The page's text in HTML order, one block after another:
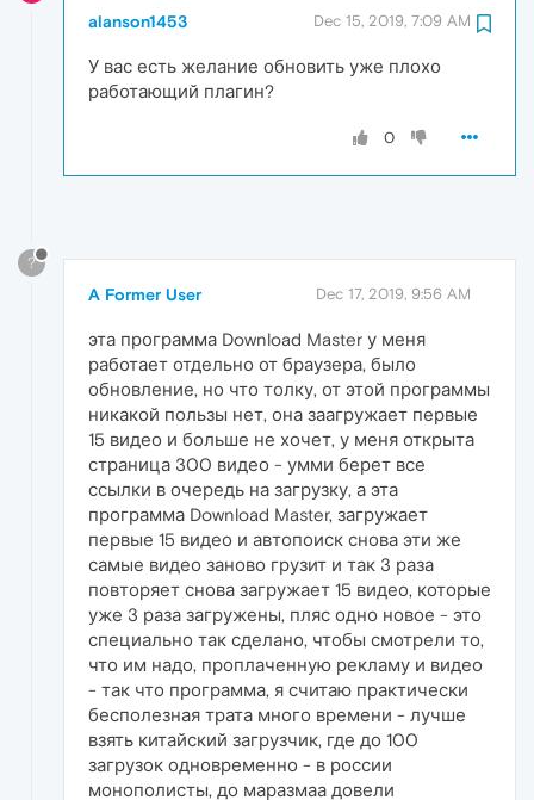
alanson1453 Dec 15, 2019, 7:09 AM
У вас есть желание обновить уже плохо
работающий плагин?
0
?
A Former User Dec 17, 2019, 9:56 AM
эта программа Download Master у меня
работает отдельно от браузера, было
обновление, но что толку, от этой программы
никакой пользы нет, она заагружает первые
15 видео и больше не хочет, у меня открыта
страница 300 видео - умми берет все
ссылки в очередь на загрузку, а эта
программа Download Master, загружает
первые 15 видео и автопоиск снова эти же
самые видео заново грузит и так 3 раза
повторяет снова загружает 15 видео, которые
уже 3 раза загружены, пляс одно новое - это
специально так сделано, чтобы смотрели то,
что им надо, проплаченную рекламу и видео
- так что программа, я считаю практически
бесполезная трата много времени - лучше
взять китайский загрузчик, где до 100
загрузок одновременно - в россии
монополисты, до маразмаа довели